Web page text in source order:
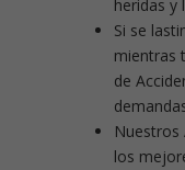
heridas y
Si se
mientras
de
Nuestros
los